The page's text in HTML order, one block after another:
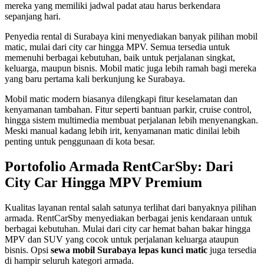
mereka yang memiliki jadwal padat atau harus berkendara
sepanjang hari.
Penyedia rental di Surabaya kini menyediakan banyak pilihan mobil
matic, mulai dari city car hingga MPV. Semua tersedia untuk
memenuhi berbagai kebutuhan, baik untuk perjalanan singkat,
keluarga, maupun bisnis. Mobil matic juga lebih ramah bagi mereka
yang baru pertama kali berkunjung ke Surabaya.
Mobil matic modern biasanya dilengkapi fitur keselamatan dan
kenyamanan tambahan. Fitur seperti bantuan parkir, cruise control,
hingga sistem multimedia membuat perjalanan lebih menyenangkan.
Meski manual kadang lebih irit, kenyamanan matic dinilai lebih
penting untuk penggunaan di kota besar.
Portofolio Armada RentCarSby: Dari
City Car Hingga MPV Premium
Kualitas layanan rental salah satunya terlihat dari banyaknya pilihan
armada. RentCarSby menyediakan berbagai jenis kendaraan untuk
berbagai kebutuhan. Mulai dari city car hemat bahan bakar hingga
MPV dan SUV yang cocok untuk perjalanan keluarga ataupun
bisnis. Opsi sewa mobil Surabaya lepas kunci matic juga tersedia
di hampir seluruh kategori armada.